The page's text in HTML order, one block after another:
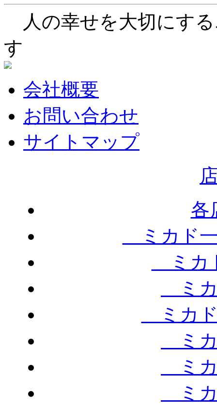
人の幸せを大切にす
す
会社概要
お問い合わせ
サイトマップ
各
ミカド
ミカ
ミカ
ミカド
ミカ
ミカ
ミカ